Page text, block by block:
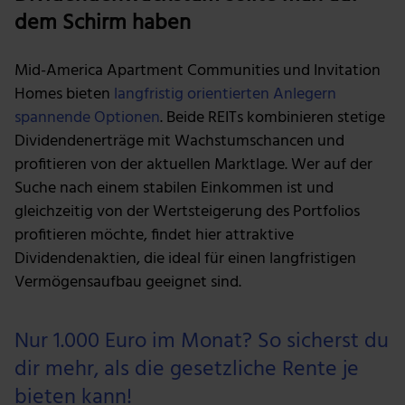
dem Schirm haben
Mid-America Apartment Communities und Invitation
Homes bieten langfristig orientierten Anlegern
spannende Optionen. Beide REITs kombinieren stetige
Dividendenerträge mit Wachstumschancen und
profitieren von der aktuellen Marktlage. Wer auf der
Suche nach einem stabilen Einkommen ist und
gleichzeitig von der Wertsteigerung des Portfolios
profitieren möchte, findet hier attraktive
Dividendenaktien, die ideal für einen langfristigen
Vermögensaufbau geeignet sind.
Nur 1.000 Euro im Monat? So sicherst du
dir mehr, als die gesetzliche Rente je
bieten kann!